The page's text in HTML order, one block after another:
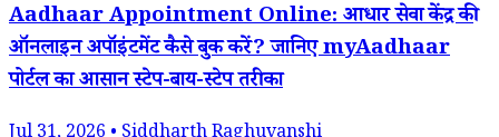
Aadhaar Appointment Online: आधार सेवा केंद्र की
ऑनलाइन अपॉइंटमेंट कैसे बुक करें? जानिए myAadhaar
पोर्टल का आसान स्टेप-बाय-स्टेप तरीका